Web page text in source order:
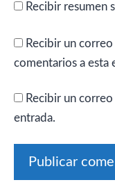
Recibir resumen
Recibir un
comentarios a esta
Recibir un
entrada.